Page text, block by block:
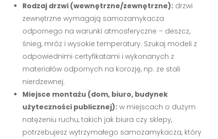
Rodzaj drzwi (wewnętrzne/zewnętrzne): drzwi
zewnętrzne wymagają samozamykacza
odpornego na warunki atmosferyczne – deszcz,
śnieg, mróz i wysokie temperatury. Szukaj modeli z
odpowiednimi certyfikatami i wykonanych z
materiałów odpornych na korozję, np. ze stali
nierdzewnej.
Miejsce montażu (dom, biuro, budynek
użyteczności publicznej): w miejscach o dużym
natężeniu ruchu, takich jak biura czy sklepy,
potrzebujesz wytrzymałego samozamykacza, który